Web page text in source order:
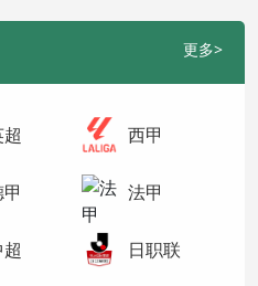
更多>
西甲
法甲
日职联